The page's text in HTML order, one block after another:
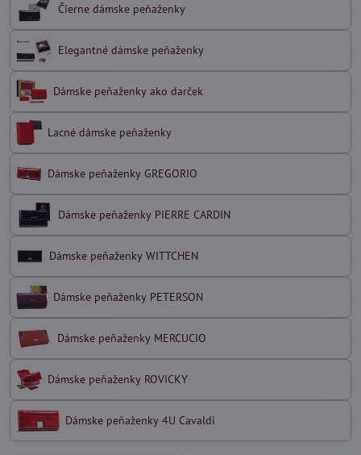
Čierne dámske peňaženky
Elegantné dámske peňaženky
Dámske peňaženky ako darček
Lacné dámske peňaženky
Dámske peňaženky GREGORIO
Dámske peňaženky PIERRE CARDIN
Dámske peňaženky WITTCHEN
Dámske peňaženky PETERSON
Dámske peňaženky MERCUCIO
Dámske peňaženky ROVICKY
Dámske peňaženky 4U Cavaldi